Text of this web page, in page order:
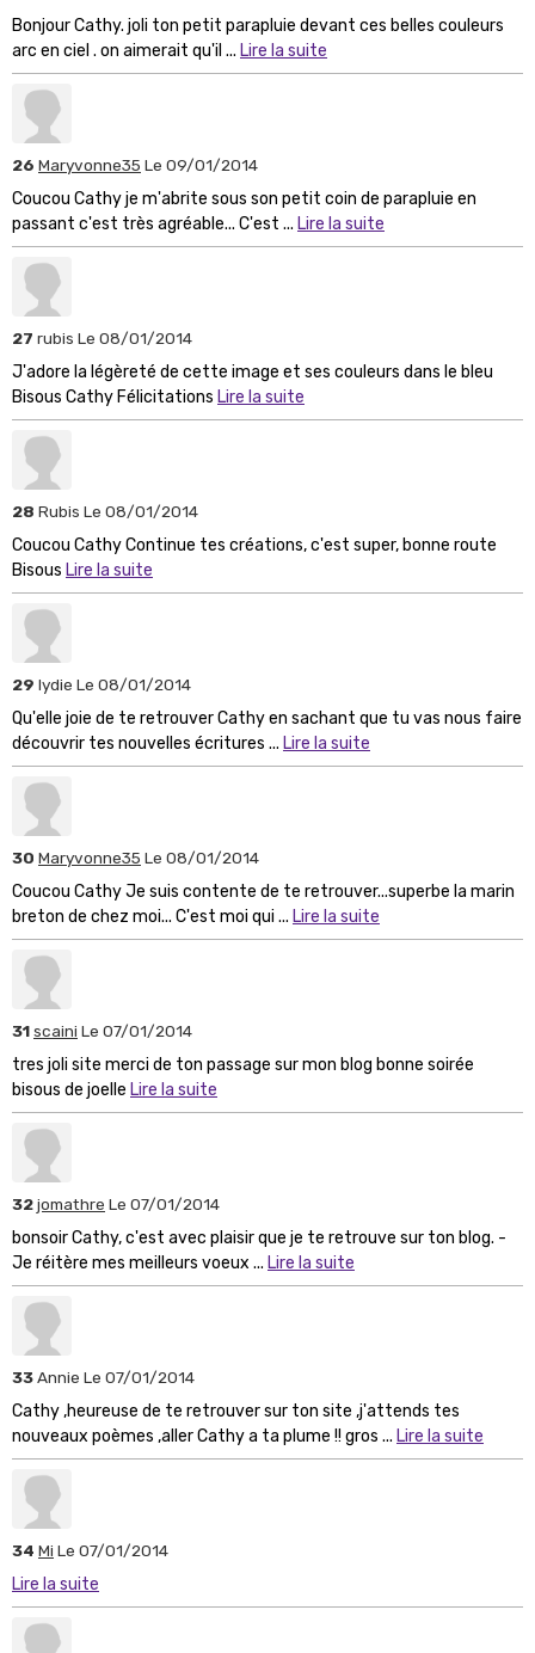
Bonjour Cathy. joli ton petit parapluie devant ces belles couleurs
arc en ciel . on aimerait qu'il ... Lire la suite
26 Maryvonne35 Le 09/01/2014
Coucou Cathy je m'abrite sous son petit coin de parapluie en
passant c'est très agréable... C'est ... Lire la suite
27 rubis Le 08/01/2014
J'adore la légèreté de cette image et ses couleurs dans le bleu
Bisous Cathy Félicitations Lire la suite
28 Rubis Le 08/01/2014
Coucou Cathy Continue tes créations, c'est super, bonne route
Bisous Lire la suite
29 lydie Le 08/01/2014
Qu'elle joie de te retrouver Cathy en sachant que tu vas nous faire
découvrir tes nouvelles écritures ... Lire la suite
30 Maryvonne35 Le 08/01/2014
Coucou Cathy Je suis contente de te retrouver...superbe la marin
breton de chez moi... C'est moi qui ... Lire la suite
31scaini Le 07/01/2014
tres joli site merci de ton passage sur mon blog bonne soirée
bisous de joelle Lire la suite
32jomathre Le 07/01/2014
bonsoir Cathy, c'est avec plaisir que je te retrouve sur ton blog. -
Je réitère mes meilleurs voeux ... Lire la suite
33Annie Le 07/01/2014
Cathy ,heureuse de te retrouver sur ton site ,j'attends tes
nouveaux poèmes ,aller Cathy a ta plume !! gros ... Lire la suite
34 Mi Le 07/01/2014
Lire la suite